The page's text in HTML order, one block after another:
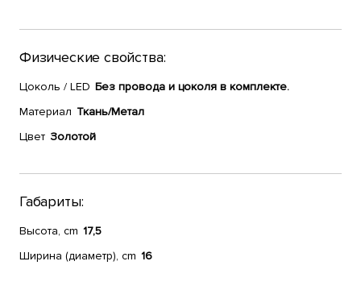
Физические свойства:
Цоколь / LED Без провода и цоколя в комплекте.
Материал Ткань/Метал
Цвет Золотой
Габариты:
Высота, cm 17,5
Ширина (диаметр), cm 16